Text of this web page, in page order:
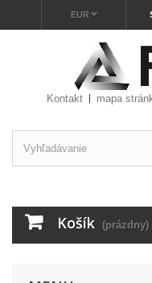
EUR
Kontakt mapa
Košík (prázdny)